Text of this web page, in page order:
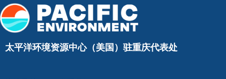
太平洋环境资源中心（美国）驻重庆代表处